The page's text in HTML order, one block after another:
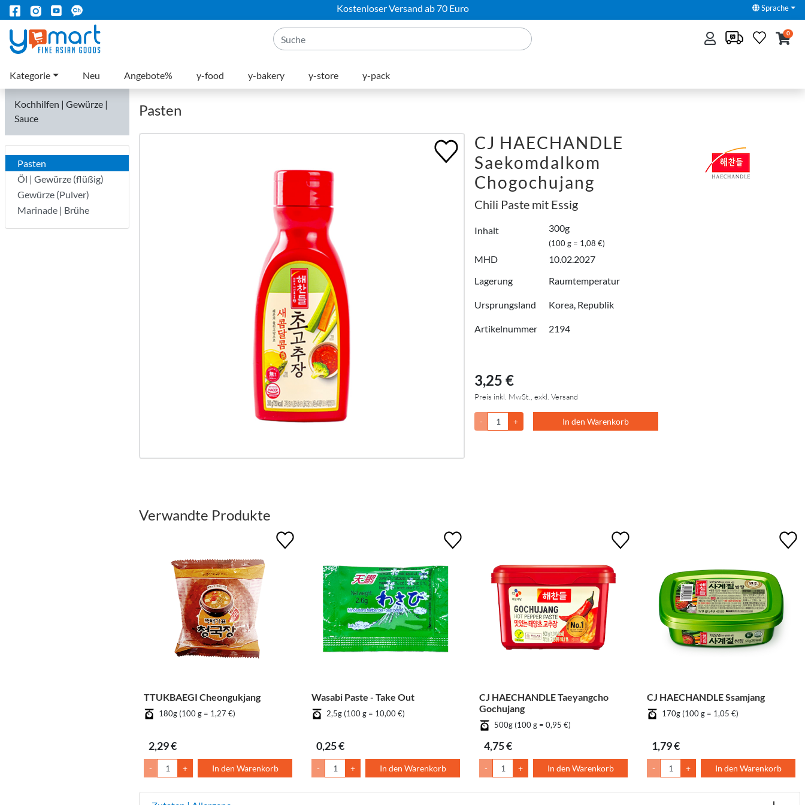
Kostenloser Versand ab 70 Euro Sprache
0
Kategorie Neu Angebote% y-food y-bakery y-store y-pack
Kochhilfen | Gewürze |
Sauce
Pasten
Öl | Gewürze (flüßig)
Gewürze (Pulver)
Marinade | Brühe
Pasten
CJ HAECHANDLE
Saekomdalkom
Chogochujang
Chili Paste mit Essig
Inhalt 300g
(100 g = 1,08 €)
MHD
10.02.2027
Lagerung
Raumtemperatur
Ursprungsland Korea, Republik
Artikelnummer 2194
3,25 €
Preis inkl. MwSt., exkl. Versand
- + In den Warenkorb
Verwandte Produkte
TTUKBAEGI Cheongukjang
180g (100 g = 1,27 €)
2,29 €
- + In den Warenkorb
Wasabi Paste - Take Out
2,5g (100 g = 10,00 €)
0,25 €
- + In den Warenkorb
CJ HAECHANDLE Taeyangcho
Gochujang
500g (100 g = 0,95 €)
4,75 €
- + In den Warenkorb
CJ HAECHANDLE Ssamjang
170g (100 g = 1,05 €)
1,79 €
- + In den Warenkorb